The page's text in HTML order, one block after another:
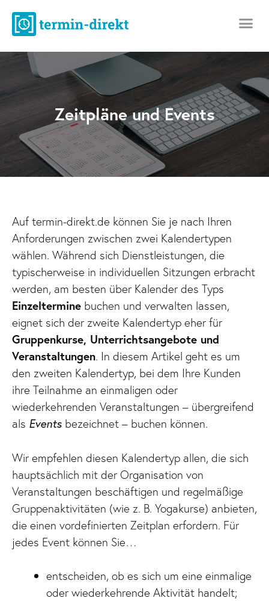
Zeitpläne und Events
Auf termin-direkt.de können Sie je nach Ihren
Anforderungen zwischen zwei Kalendertypen
wählen. Während sich Dienstleistungen, die
typischerweise in individuellen Sitzungen erbracht
werden, am besten über Kalender des Typs
Einzeltermine buchen und verwalten lassen,
eignet sich der zweite Kalendertyp eher für
Gruppenkurse, Unterrichtsangebote und
Veranstaltungen. In diesem Artikel geht es um
den zweiten Kalendertyp, bei dem Ihre Kunden
ihre Teilnahme an einmaligen oder
wiederkehrenden Veranstaltungen – übergreifend
als Events bezeichnet – buchen können.
Wir empfehlen diesen Kalendertyp allen, die sich
hauptsächlich mit der Organisation von
Veranstaltungen beschäftigen und regelmäßige
Gruppenaktivitäten (wie z. B. Yogakurse) anbieten,
die einen vordefinierten Zeitplan erfordern. Für
jedes Event können Sie…
entscheiden, ob es sich um eine einmalige
oder wiederkehrende Aktivität handelt;